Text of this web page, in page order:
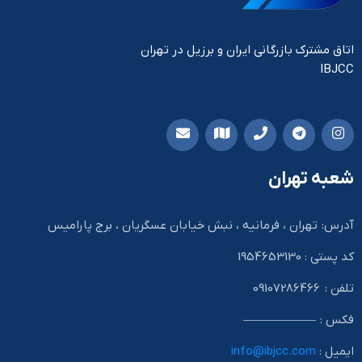
اتاق مشترک بازرگانی ایران و برزیل در تهران
IBJCC
شعبه تهران
آدرس: تهران ، فرمانیه ، نبش خیابان عسگریان ، برج پارامیس
کد پستی : 1954653130
تلفن : 09107286466
فکس : ——————
ایمیل : info@ibjcc.com